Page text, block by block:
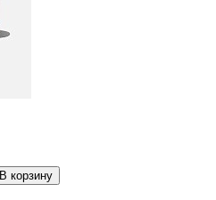
В корзину